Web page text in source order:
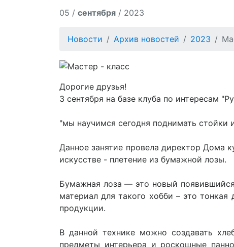
05 / сентября / 2023
Новости Архив новостей 2023
Дорогие друзья!
3 сентября на базе клуба по интересам
"мы научимся сегодня поднимать стойки
Данное занятие провела директор Дома
искусстве - плетение из бумажной лозы.
Бумажная лоза — это новый
материал для такого хобби – это
продукции.
В данной технике можно создавать
предметы интерьера и роскошные